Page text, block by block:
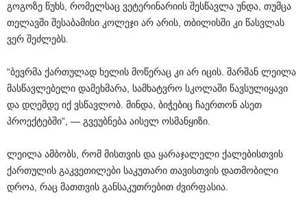
გოგოზე წუხს, რომელსაც ვეტერინარიის შესწავლა უნდა, თუმცა
თელავში შესაბამისი კოლეჯი არ არის, თბილისში კი წასვლას
ვერ შეძლებს.
“ბევრმა ქართულად ხელის მოწერაც კი არ იცის. შარშან ლეილა
მასწავლებელი დამეხმარა, სამხატვრო სკოლაში წავსულიყავი
და დღემდე იქ ვსწავლობ. მინდა, ბიჭებიც ჩაერთონ ასეთ
პროექტებში”, — გვეუბნება აისელ ოსმანყიზი.
ლეილა ამბობს, რომ მისთვის და ყარაჯალელი ქალებისთვის
ქართულის გაკვეთილები საკუთარი თავისთვის დათმობილი
დროა, რაც მათთვის განსაკუთრებით ძვირფასია.